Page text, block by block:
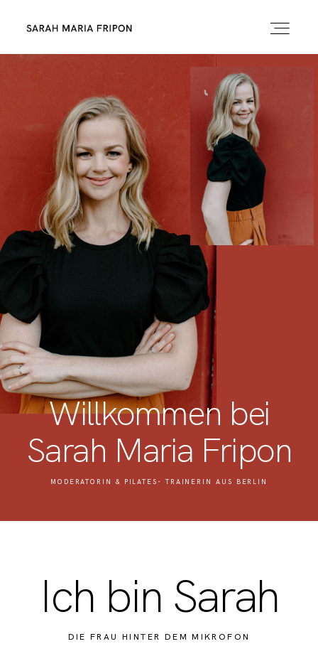
ABOUT
RADIO
MODERATION
PODCAST
KONTAKT
Willkommen bei
Sarah Maria Fripon
MODERATORIN & PILATES- TRAINERIN AUS BERLIN
Ich bin Sarah
DIE FRAU HINTER DEM MIKROFON